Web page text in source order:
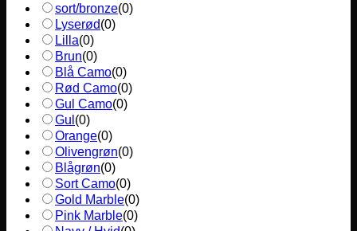
sort/bronze(0)
Lyserød(0)
Lilla(0)
Brun(0)
Blå Camo(0)
Rød Camo(0)
Gul Camo(0)
Gul (0)
Orange(0)
Olivengrøn(0)
Blågrøn(0)
Sort Camo(0)
Gold Marble(0)
Pink Marble(0)